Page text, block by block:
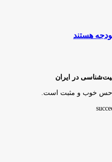
هستند
در ایران
حس خوب و مثبت است.